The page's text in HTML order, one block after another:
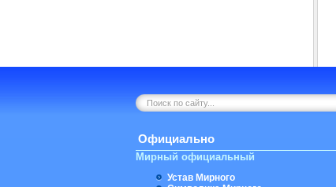
Официально
Мирный официальный
Устав Мирного